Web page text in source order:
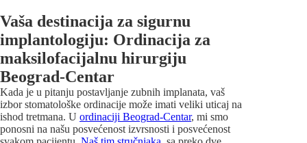
Vaša destinacija za sigurnu
implantologiju: Ordinacija za
maksilofacijalnu hirurgiju
Beograd-Centar
Kada je u pitanju postavljanje zubnih implanata, vaš
izbor stomatološke ordinacije može imati veliki uticaj na
ishod tretmana. U ordinaciji Beograd-Centar, mi smo
ponosni na našu posvećenost izvrsnosti i posvećenost